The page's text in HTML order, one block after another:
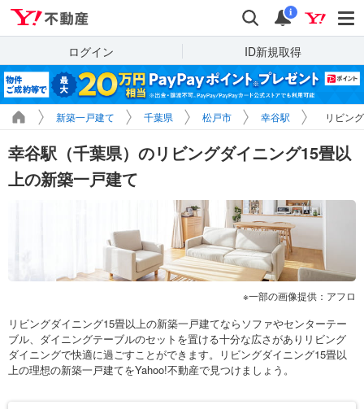
検索 通知
i
ログイン ID新規取得
新築一戸建て 千葉県 松戸市 幸谷駅 リビン
幸谷駅（千葉県）のリビングダイニング15畳以
上の新築一戸建て
一部の画像提供：アフロ
リビングダイニング15畳以上の新築一戸建てならソファやセンターテー
ブル、ダイニングテーブルのセットを置ける十分な広さがありリビング
ダイニングで快適に過ごすことができます。リビングダイニング15畳以
上の理想の新築一戸建てをYahoo!不動産で見つけましょう。